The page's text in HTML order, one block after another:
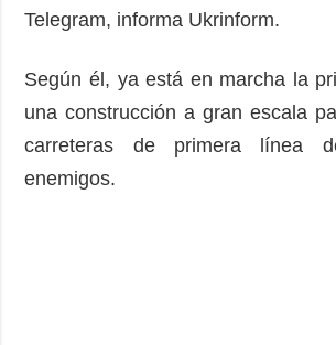
Telegram, informa Ukrinform.
Según él, ya está en marcha la
una construcción a gran escala
carreteras de primera línea
enemigos.